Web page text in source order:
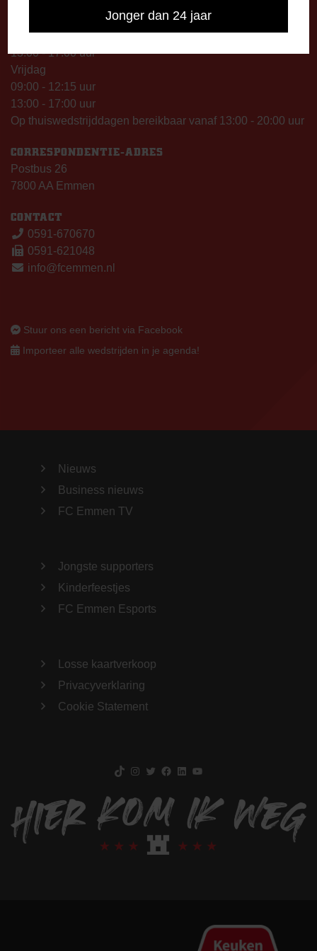
Jonger dan 24 jaar
Woensdag
13:00 - 17:00 uur
Vrijdag
09:00 - 12:15 uur
13:00 - 17:00 uur
Op thuiswedstrijddagen bereikbaar vanaf 13:00 - 20:00 uur
CORRESPONDENTIE-ADRES
Postbus 26
7800 AA Emmen
CONTACT
0591-670670
0591-621048
info@fcemmen.nl
Stuur ons een bericht via Facebook
Importeer alle wedstrijden in je agenda!
Nieuws
Business nieuws
FC Emmen TV
Jongste supporters
Kinderfeestjes
FC Emmen Esports
Losse kaartverkoop
Privacyverklaring
Cookie Statement